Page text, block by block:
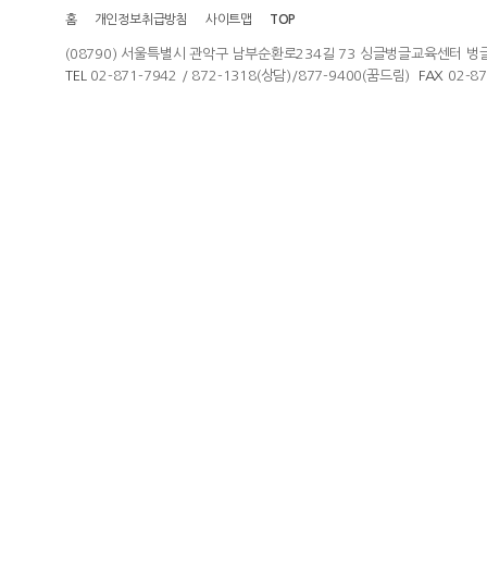
홈 개인정보취급방침 사이트맵 TOP
(08790) 서울특별시 관악구 남부순환로234길 73 싱글벙글교육센터 벙
TEL
02-871-7942 / 872-1318(상담)/877-9400(꿈드림) FAX 02-